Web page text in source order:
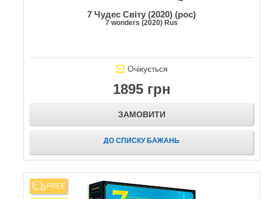
7 Чудес Світу (2020) (рос)
7 wonders (2020) Rus
Очікується
1895 грн
ЗАМОВИТИ
ДО СПИСКУ БАЖАНЬ
FREE